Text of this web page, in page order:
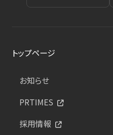
トップページ
お知らせ
PRTIMES
採用情報